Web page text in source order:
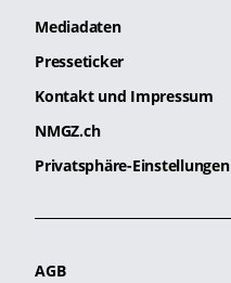
Mediadaten
Presseticker
Kontakt und Impressum
NMGZ.ch
Privatsphäre-Einstellungen
AGB